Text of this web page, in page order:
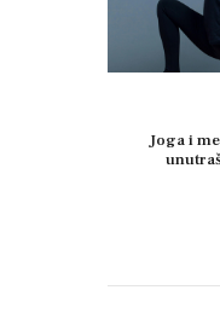
Joga i